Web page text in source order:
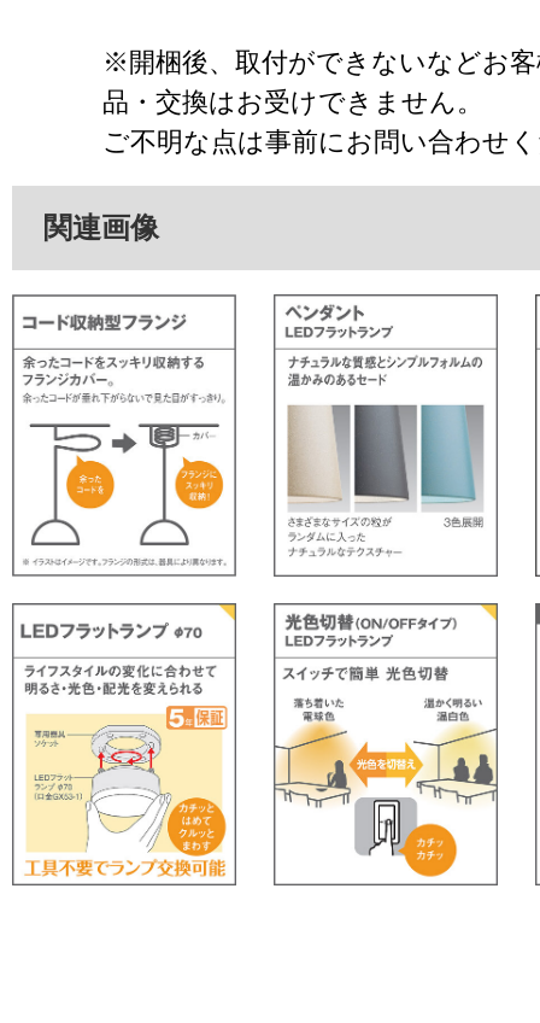
※開梱後、取付ができないなどお
品・交換はお受けできません。
ご不明な点は事前にお問い合わせ
関連画像